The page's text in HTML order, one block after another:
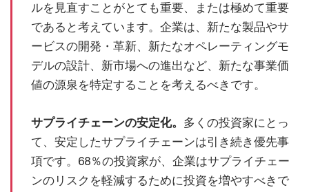
ルを見直すことがとても重要、または極めて重要
であると考えています。企業は、新たな製品やサ
ービスの開発・革新、新たなオペレーティングモ
デルの設計、新市場への進出など、新たな事業価
値の源泉を特定することを考えるべきです。
サプライチェーンの安定化。 多くの投資家にとっ
て、安定したサプライチェーンは引き続き優先事
項です。68％の投資家が、企業はサプライチェー
ンのリスクを軽減するために投資を増やすべきで